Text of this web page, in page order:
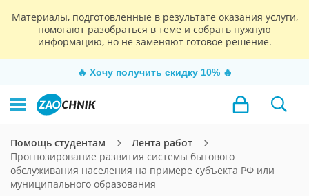
Материалы, подготовленные в результате оказания услуги,
помогают разобраться в теме и собрать нужную
информацию, но не заменяют готовое решение.
🔥 Хочу получить скидку 10% 🔥
Помощь студентам
Лента работ
Прогнозирование развития системы бытового
обслуживания населения на примере субъекта РФ или
муниципального образования